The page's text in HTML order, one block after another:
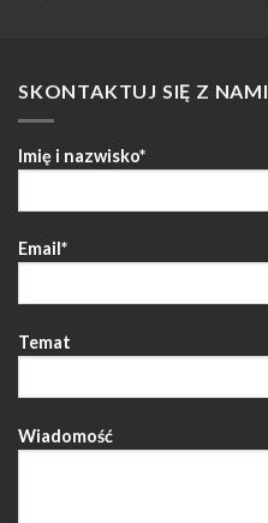
SKONTAKTUJ SIĘ Z NAMI
Imię i nazwisko*
Email*
Temat
Wiadomość